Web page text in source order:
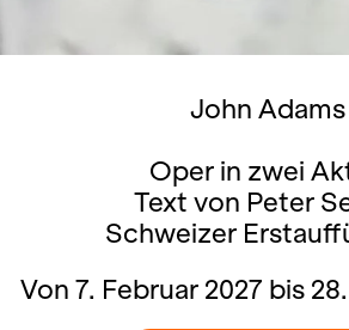
John Adams
Oper in zwei
Text von Peter
Schweizer
Von 7. Februar 2027 bis